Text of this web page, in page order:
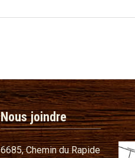
Nous joindre
6685, Chemin du Rapide